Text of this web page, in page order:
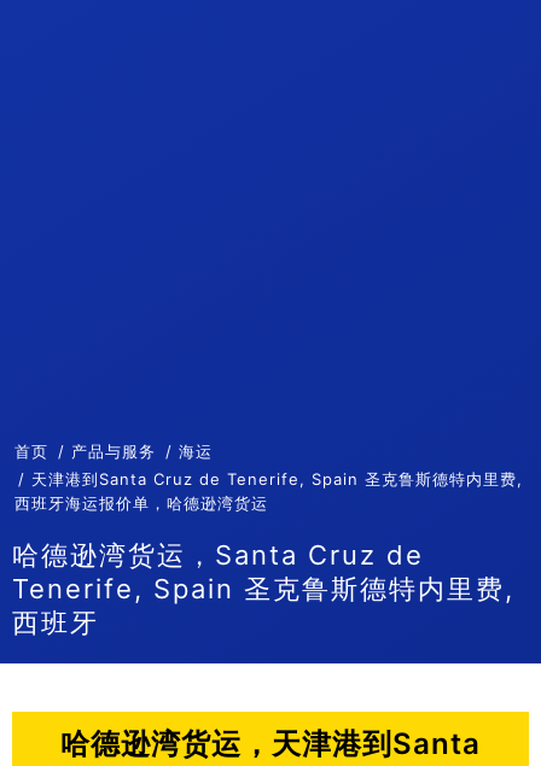
首页 产品与服务
海运
天津港到Santa Cruz de Tenerife, Spain 圣克鲁斯德特内里费,
西班牙海运报价单，哈德逊湾货运
哈德逊湾货运，Santa Cruz de
Tenerife, Spain 圣克鲁斯德特内里费,
西班牙
哈德逊湾货运，天津港到Santa